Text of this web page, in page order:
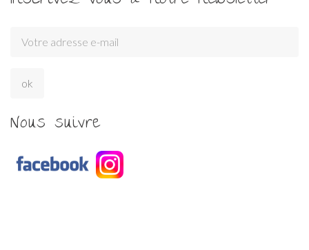
Nous suivre